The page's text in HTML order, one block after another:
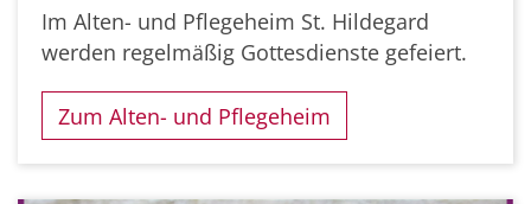
Im Alten- und Pflegeheim St. Hildegard
werden regelmäßig Gottesdienste gefeiert.
Zum Alten- und Pflegeheim